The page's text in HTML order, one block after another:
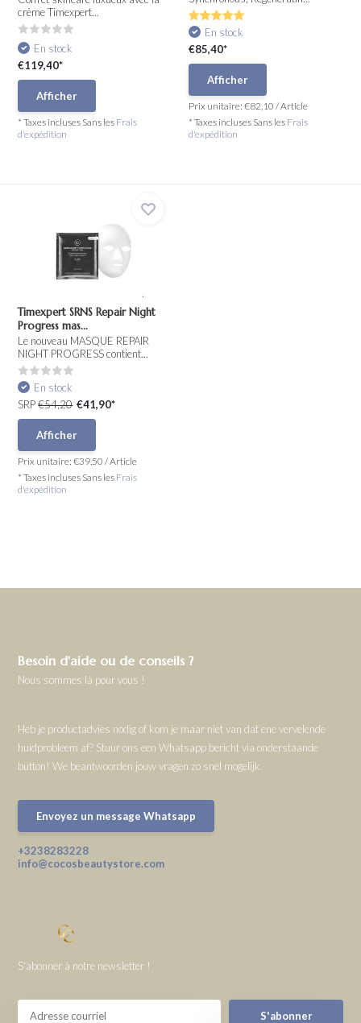
crème Timexpert...
En stock
€119,40*
Afficher
* Taxes incluses Sans les Frais
d'expédition
En stock
€85,40*
Afficher
Prix unitaire: €82,10 /Article
* Taxes incluses Sans les Frais
d'expédition
Timexpert SRNS Repair Night
Progress mas...
Le nouveau MASQUE REPAIR
NIGHT PROGRESS contient...
En stock
SRP€54,20 €41,90*
Afficher
Prix unitaire:€39,50 /Article
* Taxes incluses Sans les Frais
d'expédition
Besoin d'aide ou de conseils ?
Nous sommes là pour vous !
Heb je productadvies nodig of kom je maar niet van dat ene vervelende
huidprobleem af? Stuur ons een Whatsapp bericht via onderstaande
button! We beantwoorden jouw vragen zo snel mogelijk.
Envoyez un message Whatsapp
+3238283228
info@cocosbeautystore.com
S'abonner à notre newsletter !
S'abonner